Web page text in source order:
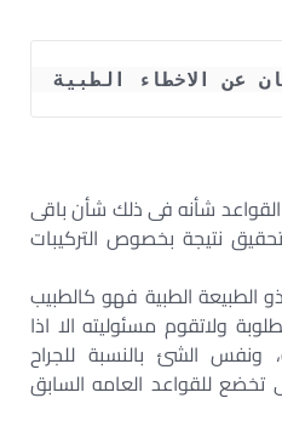
عن الاخطاء الطبية
شأنه فى ذلك شأن باقى
بتحقيق نتيجة بخصوص التركيبات
الطبية فهو كالطبيب
ولاتقوم مسئوليته الا اذا
الشئ بالنسبة للجراح
للقواعد العامه السابق